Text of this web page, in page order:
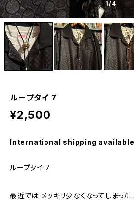
1/4
ループタイ 7
¥2,500
International shipping available
ループタイ 7
最近では メッキリ少なくなってしまった